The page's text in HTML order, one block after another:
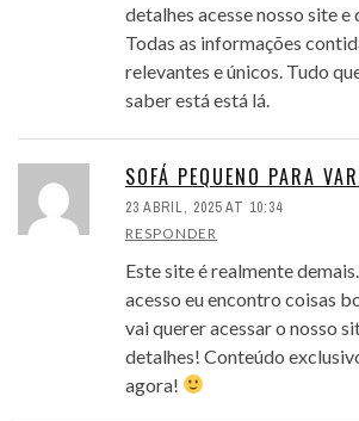
detalhes acesse nosso site e
Todas as informações
relevantes e únicos. Tudo
saber está está lá.
SOFÁ PEQUENO PARA
23 ABRIL, 2025 AT 10:34
RESPONDER
Este site é realmente
acesso eu encontro coisas
vai querer acessar o nosso
detalhes! Conteúdo
agora!